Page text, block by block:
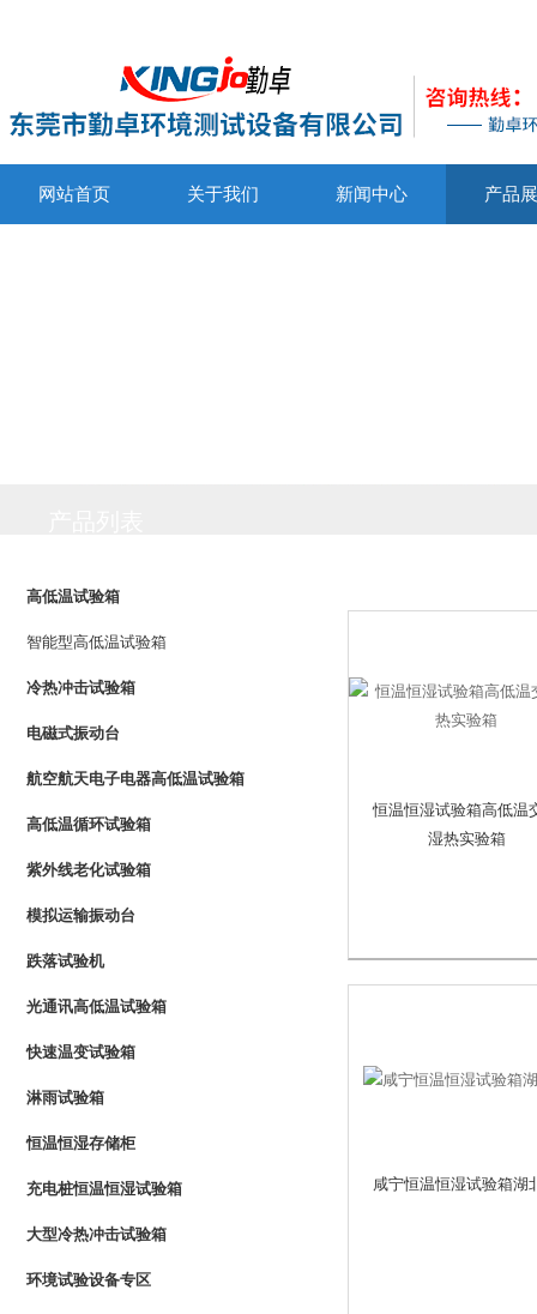
网站首页 关于我们 新闻中心 产品
高低温试验箱
智能型高低温试验箱
冷热冲击试验箱
电磁式振动台
航空航天电子电器高低温试验箱
高低温循环试验箱
紫外线老化试验箱
模拟运输振动台
跌落试验机
光通讯高低温试验箱
快速温变试验箱
淋雨试验箱
恒温恒湿存储柜
充电桩恒温恒湿试验箱
大型冷热冲击试验箱
环境试验设备专区
恒温恒湿试验箱高低温
湿热实验箱
咸宁恒温恒湿试验箱湖